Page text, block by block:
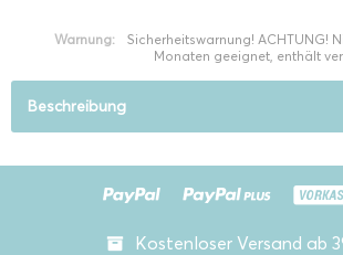
Warnung:
Sicherheitswarnung! ACHTUNG!
Monaten geeignet, enthält
Beschreibung
Kostenloser Versand ab